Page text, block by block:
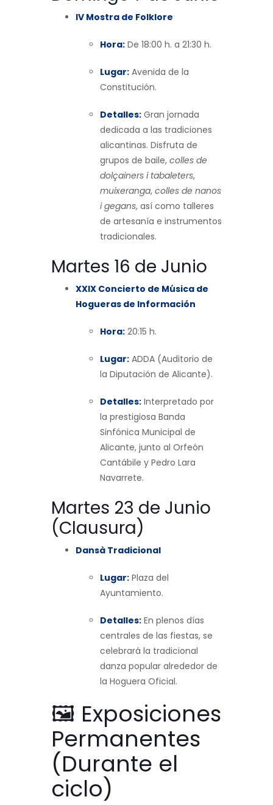
IV Mostra de Folklore
Hora: De 18:00 h. a 21:30 h.
Lugar: Avenida de la
Constitución.
Detalles: Gran jornada
dedicada a las tradiciones
alicantinas. Disfruta de
grupos de baile, colles de
dolçainers i tabaleters,
muixeranga, colles de nanos
i gegans, así como talleres
de artesanía e instrumentos
tradicionales.
Martes 16 de Junio
XXIX Concierto de Música de
Hogueras de Información
Hora: 20:15 h.
Lugar: ADDA (Auditorio de
la Diputación de Alicante).
Detalles: Interpretado por
la prestigiosa Banda
Sinfónica Municipal de
Alicante, junto al Orfeón
Cantábile y Pedro Lara
Navarrete.
Martes 23 de Junio
(Clausura)
Dansà Tradicional
Lugar: Plaza del
Ayuntamiento.
Detalles: En plenos días
centrales de las fiestas, se
celebrará la tradicional
danza popular alrededor de
la Hoguera Oficial.
🖼️ Exposiciones
Permanentes
(Durante el
ciclo)